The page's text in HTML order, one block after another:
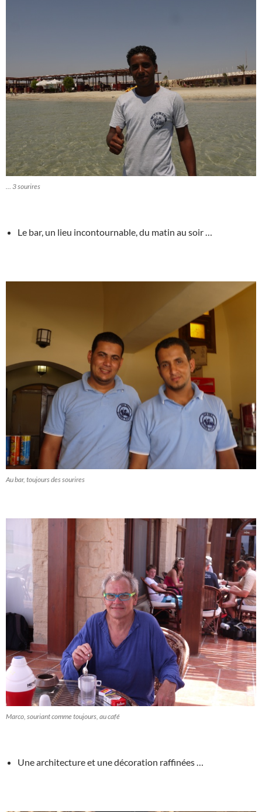
… 3 sourires
Le bar, un lieu incontournable, du matin au soir …
Au bar, toujours des sourires
Marco, souriant comme toujours, au café
Une architecture et une décoration raffinées …